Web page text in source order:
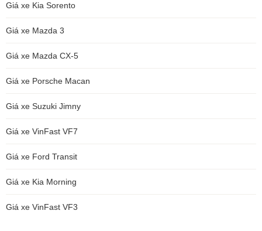
Giá xe Kia Sorento
Giá xe Mazda 3
Giá xe Mazda CX-5
Giá xe Porsche Macan
Giá xe Suzuki Jimny
Giá xe VinFast VF7
Giá xe Ford Transit
Giá xe Kia Morning
Giá xe VinFast VF3